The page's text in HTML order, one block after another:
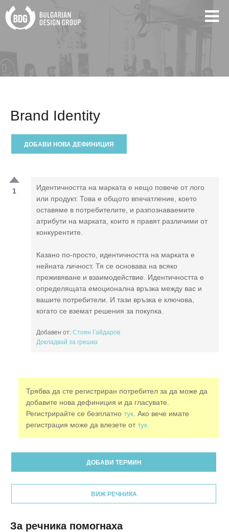
Brand Identity
ДОБАВИ НОВА ДЕФИНИЦИЯ
1
Идентичността на марката е нещо повече от лого
или продукт. Това е общото впечатление, което
оставяме в потребителите, и разпознаваемите
атрибути на марката, които я правят различими от
конкурентите.
Казано по-просто, идентичността на марката е
нейната личност. Тя се основава на всяко
преживяване и взаимодействие. Идентичността е
определящата емоционална връзка между вас и
вашите потребители. И тази връзка е ключова,
когато се вземат решения за покупка.
Добавен от: Стоян Гайдаров
Докладвай за грешка
Трябва да сте регистриран потребител за да може да
добавите нова дефиниция и да гласувате.
Регистрирайте се безплатнотук . Ако вече имате
регистрация може да влезете оттук.
ДОБАВИ ТЕРМИН
ВИЖ РЕЧНИКА
За речника помогнаха